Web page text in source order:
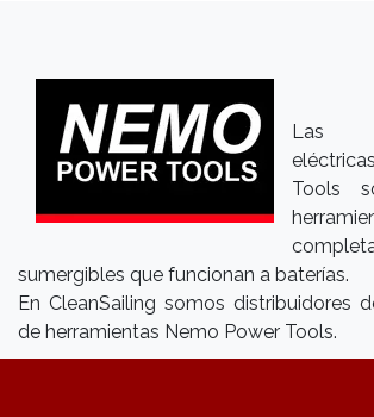
Las
Tools
sumergibles que funcionan a baterías.
En CleanSailing somos distribuidores
de herramientas Nemo Power Tools.